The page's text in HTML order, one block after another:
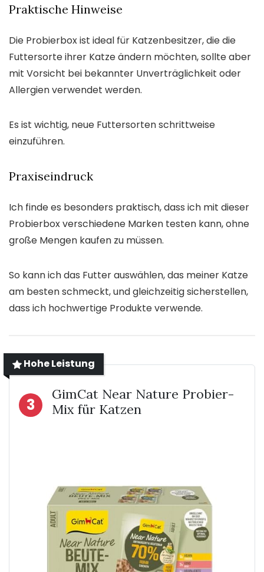
Praktische Hinweise
Die Probierbox ist ideal für Katzenbesitzer, die die
Futtersorte ihrer Katze ändern möchten, sollte aber
mit Vorsicht bei bekannter Unverträglichkeit oder
Allergien verwendet werden.
Es ist wichtig, neue Futtersorten schrittweise
einzuführen.
Praxiseindruck
Ich finde es besonders praktisch, dass ich mit dieser
Probierbox verschiedene Marken testen kann, ohne
große Mengen kaufen zu müssen.
So kann ich das Futter auswählen, das meiner Katze
am besten schmeckt, und gleichzeitig sicherstellen,
dass ich hochwertige Produkte verwende.
Hohe Leistung
3
GimCat Near Nature Probier-
Mix für Katzen